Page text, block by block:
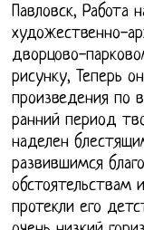
Павловск, Работа
художественно-
дворцово-
рисунку, Теперь
произведения по
ранний период
наделен
развившимся
обстоятельствам
протекли его